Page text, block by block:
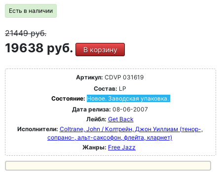
Есть в наличии
21449руб.
19638 руб. В корзину
Артикул: CDVP 031619
Состав: LP
Состояние: Новое. Заводская упаковка.
Дата релиза: 08-06-2007
Лейбл: Get Back
Исполнители: Coltrane, John / Колтрейн, Джон Уиллиам (тенор-,
сопрано-, альт-саксофон, флейта, кларнет)
Жанры: Free Jazz